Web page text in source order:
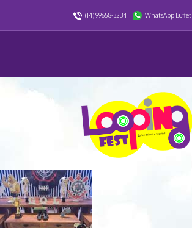
(14) 99658-3234 WhatsApp Buffet